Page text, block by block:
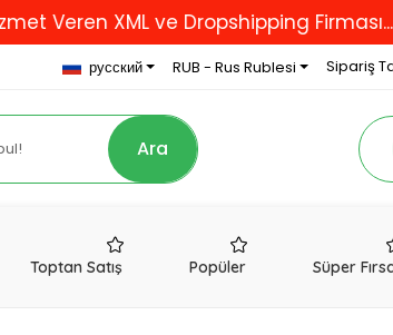
XML ve Dropshipping Firması...
русский RUB - Rus Rublesi Sipariş
Ara
Toptan Satış Popüler Süper